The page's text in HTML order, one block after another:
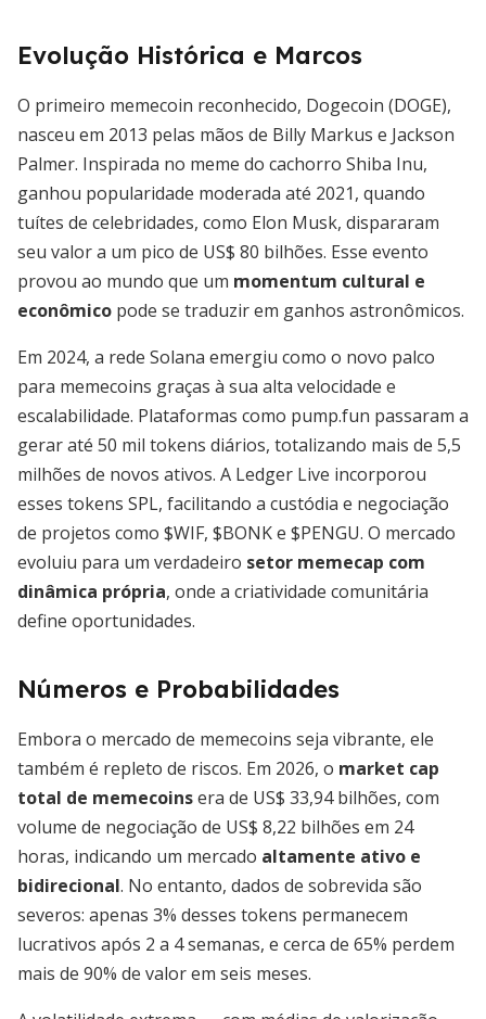
Evolução Histórica e Marcos
O primeiro memecoin reconhecido, Dogecoin (DOGE),
nasceu em 2013 pelas mãos de Billy Markus e Jackson
Palmer. Inspirada no meme do cachorro Shiba Inu,
ganhou popularidade moderada até 2021, quando
tuítes de celebridades, como Elon Musk, dispararam
seu valor a um pico de US$ 80 bilhões. Esse evento
provou ao mundo que um momentum cultural e
econômico pode se traduzir em ganhos astronômicos.
Em 2024, a rede Solana emergiu como o novo palco
para memecoins graças à sua alta velocidade e
escalabilidade. Plataformas como pump.fun passaram a
gerar até 50 mil tokens diários, totalizando mais de 5,5
milhões de novos ativos. A Ledger Live incorporou
esses tokens SPL, facilitando a custódia e negociação
de projetos como $WIF, $BONK e $PENGU. O mercado
evoluiu para um verdadeiro setor memecap com
dinâmica própria, onde a criatividade comunitária
define oportunidades.
Números e Probabilidades
Embora o mercado de memecoins seja vibrante, ele
também é repleto de riscos. Em 2026, o market cap
total de memecoinsera de US$ 33,94 bilhões, com
volume de negociação de US$ 8,22 bilhões em 24
horas, indicando um mercado altamente ativo e
bidirecional. No entanto, dados de sobrevida são
severos: apenas 3% desses tokens permanecem
lucrativos após 2 a 4 semanas, e cerca de 65% perdem
mais de 90% de valor em seis meses.